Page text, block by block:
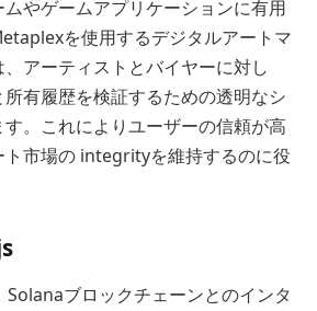
やゲームアプリケーションに有用
を使用するデジタルアートマ
アーティストとバイヤーに対し
有履歴を検証するための透明なシ
。これによりユーザーの信頼が高
ト市場の integrityを維持するのに役
ブロックチェーンとのインタ